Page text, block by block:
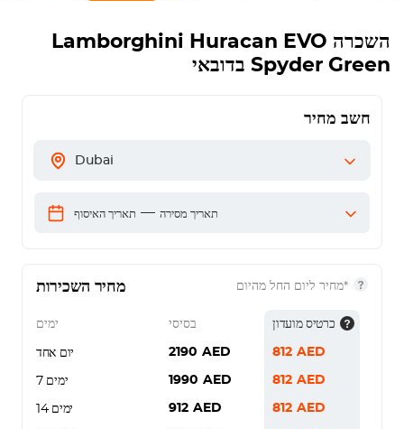
השכרה Lamborghini Huracan EVO
Spyder Green בדובאי
חשב מחיר
Dubai
תאריך האיסוף — תאריך מסירה
מחיר השכירות *מחיר ליום החל מהיום
ימים בסיסי כרטיס מועדון
יום אחד 2190 AED 812 AED
7 ימים 1990 AED 812 AED
14 ימים 912 AED 812 AED